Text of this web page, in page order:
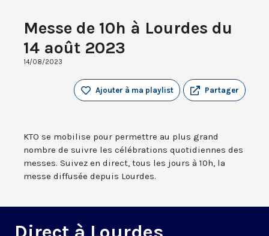
Messe de 10h à Lourdes du
14 août 2023
14/08/2023
Partager
Ajouter à ma playlist
KTO se mobilise pour permettre au plus grand
nombre de suivre les célébrations quotidiennes des
messes. Suivez en direct, tous les jours à 10h, la
messe diffusée depuis Lourdes.